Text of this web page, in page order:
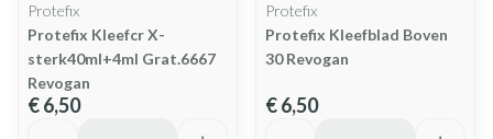
Protefix
Protefix Kleefcr X-
sterk40ml+4ml Grat.6667
Revogan
€ 6,50
Protefix
Protefix Kleefblad Boven
30 Revogan
€ 6,50